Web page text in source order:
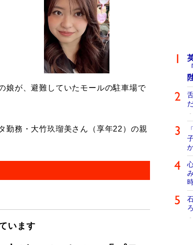
娘が、避難していたモールの駐車場で
務・大竹玖瑠美さん（享年22）の親
います